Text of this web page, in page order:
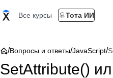
Все курсы Тота ИИ
/Вопросы и ответы/JavaScript/
SetAttribute()